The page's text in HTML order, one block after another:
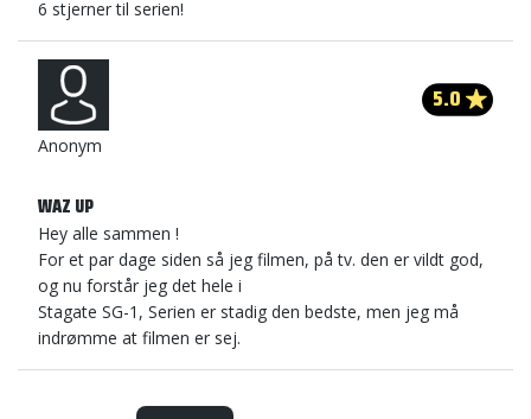
6 stjerner til serien!
Anonym
5.0
WAZ UP
Hey alle sammen !
For et par dage siden så jeg filmen, på tv. den er vildt god,
og nu forstår jeg det hele i
Stagate SG-1, Serien er stadig den bedste, men jeg må
indrømme at filmen er sej.